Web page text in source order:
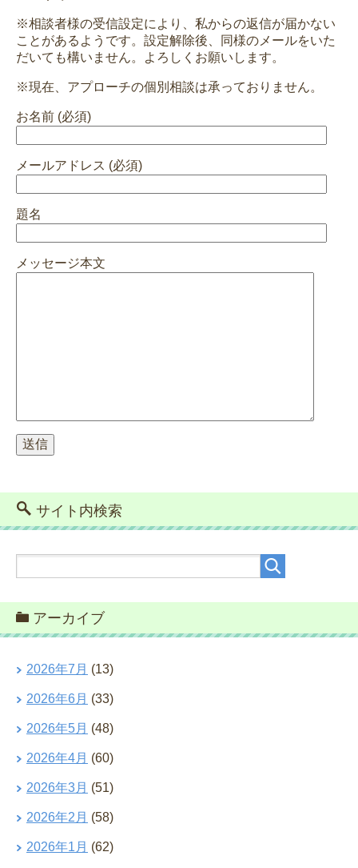
※相談者様の受信設定により、私からの返信が届かない
ことがあるようです。設定解除後、同様のメールをいた
だいても構いません。よろしくお願いします。
※現在、アプローチの個別相談は承っておりません。
お名前 (必須)
メールアドレス (必須)
題名
メッセージ本文
サイト内検索
アーカイブ
2026年7月 (13)
2026年6月 (33)
2026年5月 (48)
2026年4月 (60)
2026年3月 (51)
2026年2月 (58)
2026年1月 (62)